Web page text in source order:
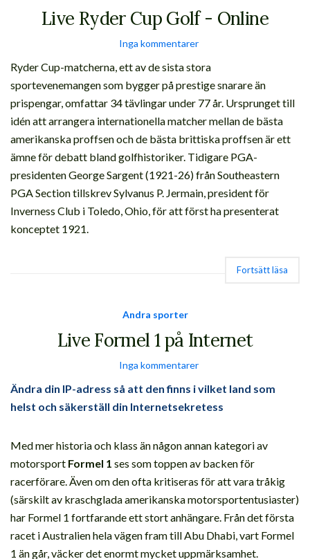
Live Ryder Cup Golf - Online
Inga kommentarer
Ryder Cup-matcherna, ett av de sista stora
sportevenemangen som bygger på prestige snarare än
prispengar, omfattar 34 tävlingar under 77 år. Ursprunget till
idén att arrangera internationella matcher mellan de bästa
amerikanska proffsen och de bästa brittiska proffsen är ett
ämne för debatt bland golfhistoriker. Tidigare PGA-
presidenten George Sargent (1921-26) från Southeastern
PGA Section tillskrev Sylvanus P. Jermain, president för
Inverness Club i Toledo, Ohio, för att först ha presenterat
konceptet 1921.
Fortsätt läsa
Andra sporter
Live Formel 1 på Internet
Inga kommentarer
Ändra din IP-adress så att den finns i vilket land som
helst och säkerställ din Internetsekretess
Med mer historia och klass än någon annan kategori av
motorsport Formel 1 ses som toppen av backen för
racerförare. Även om den ofta kritiseras för att vara tråkig
(särskilt av kraschglada amerikanska motorsportentusiaster)
har Formel 1 fortfarande ett stort anhängare. Från det första
racet i Australien hela vägen fram till Abu Dhabi, vart Formel
1 än går, väcker det enormt mycket uppmärksamhet.